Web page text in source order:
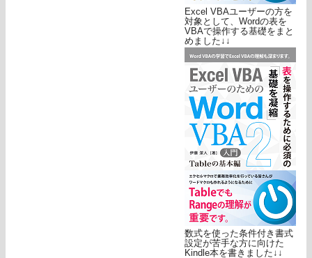
Excel VBAユーザーの方を
対象として、Wordの表を
VBAで操作する基礎をまと
めました↓↓
数式を使った条件付き書式
設定が苦手な方に向けた
Kindle本を書きました↓↓